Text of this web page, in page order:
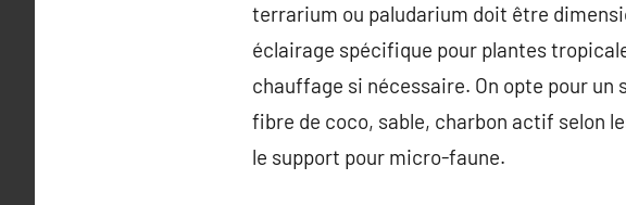
terrarium ou paludarium doit être
éclairage spécifique pour plantes
chauffage si nécessaire. On opte pour
fibre de coco, sable, charbon actif selon
le support pour micro-faune.